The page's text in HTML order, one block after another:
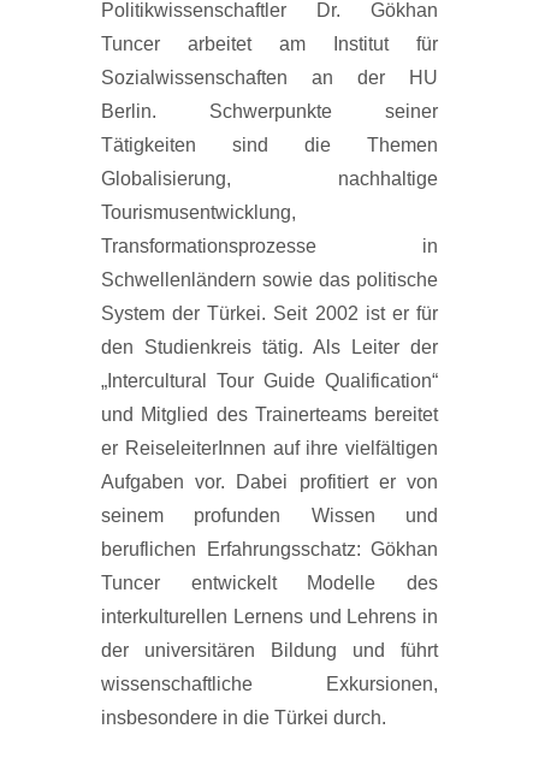
Politikwissenschaftler Dr. Gökhan
Tuncer arbeitet am Institut für
Sozialwissenschaften an der HU
Berlin. Schwerpunkte seiner
Tätigkeiten sind die Themen
Globalisierung, nachhaltige
Tourismusentwicklung,
Transformationsprozesse in
Schwellenländern sowie das politische
System der Türkei. Seit 2002 ist er für
den Studienkreis tätig. Als Leiter der
„Intercultural Tour Guide Qualification“
und Mitglied des Trainerteams bereitet
er ReiseleiterInnen auf ihre vielfältigen
Aufgaben vor. Dabei profitiert er von
seinem profunden Wissen und
beruflichen Erfahrungsschatz: Gökhan
Tuncer entwickelt Modelle des
interkulturellen Lernens und Lehrens in
der universitären Bildung und führt
wissenschaftliche Exkursionen,
insbesondere in die Türkei durch.